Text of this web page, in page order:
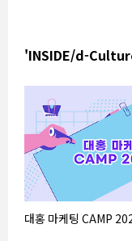
'INSIDE/d-
대홍 마케팅 CAMP